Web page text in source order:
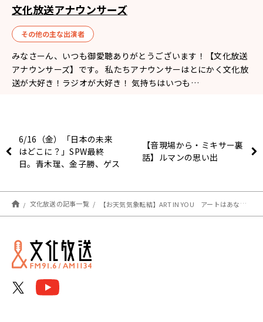
文化放送アナウンサーズ
その他の主な出演者
みなさーん、いつも御愛聴ありがとうございます！【文化放送
アナウンサーズ】です。 私たちアナウンサーはとにかく文化放
送が大好き！ラジオが大好き！ 気持ちはいつも…
6/16（金）「日本の未来
はどこに？」SPW最終
日。青木理、金子勝、ゲス
【音現場から・ミキサー裏
話】ルマンの思い出
文化放送の記事一覧 【お天気気象転結】ART IN YOU アートはあなたの中にある